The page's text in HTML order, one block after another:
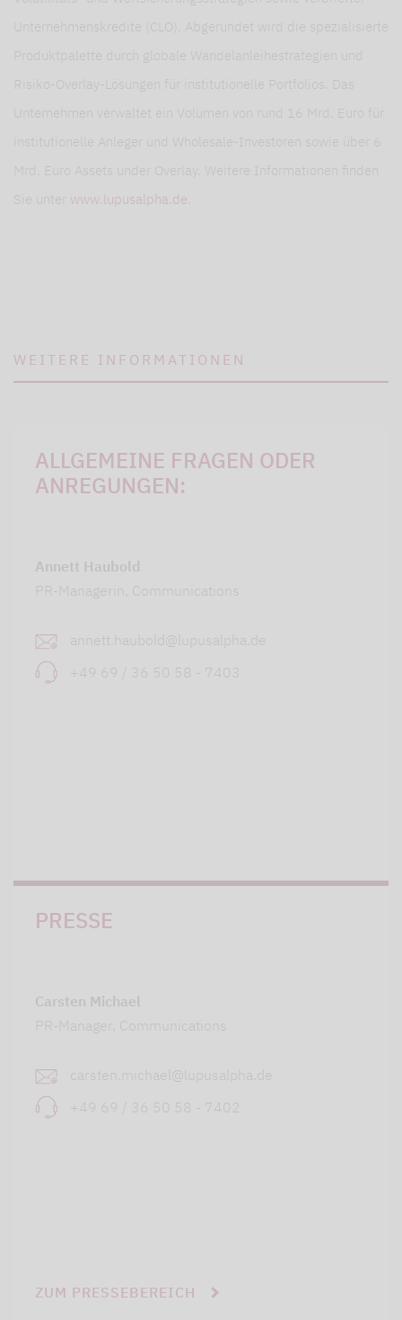
Unternehmenskredite (CLO). Abgerundet wird die spezialisierte
Produktpalette durch globale Wandelanleihestrategien und
Risiko-Overlay-Lösungen für institutionelle Portfolios. Das
Unternehmen verwaltet ein Volumen von rund 16 Mrd. Euro für
institutionelle Anleger und Wholesale-Investoren sowie über 6
Mrd. Euro Assets under Overlay. Weitere Informationen finden
Sie unter www.lupusalpha.de.
WEITERE INFORMATIONEN
ALLGEMEINE FRAGEN ODER
ANREGUNGEN:
Annett Haubold
PR-Managerin, Communications
annett.haubold@lupusalpha.de
+49 69 / 36 50 58 - 7403
PRESSE
Carsten Michael
PR-Manager, Communications
carsten.michael@lupusalpha.de
+49 69 / 36 50 58 - 7402
ZUM PRESSEBEREICH